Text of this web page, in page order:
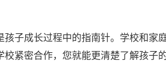
子成长过程中的指南针。学校和家
紧密合作，您就能更清楚了解孩子